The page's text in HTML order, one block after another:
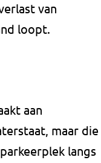
van
loopt.
aan
maar die
langs